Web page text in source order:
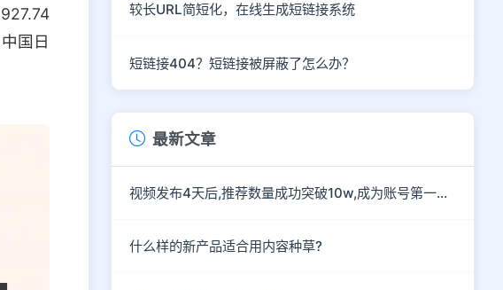
国日
较长URL简短化，在线生成短链接系统
短链接404？短链接被屏蔽了怎么办？
最新文章
视频发布4天后,推荐数量成功突破10w,成为账号第一部爆款作
什么样的新产品适合用内容种草?